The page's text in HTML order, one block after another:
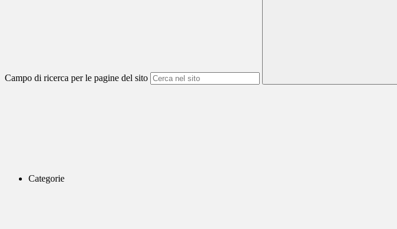
Campo di ricerca per le pagine del sito
Categorie